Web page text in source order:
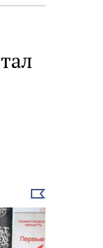
Выбрать
новость